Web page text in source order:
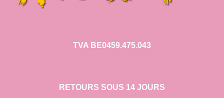
TVA BE0459.475.043
RETOURS SOUS 14 JOURS